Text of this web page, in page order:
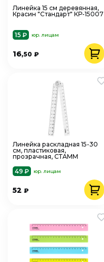
Линейка 15 см деревянная,
Красин "Стандарт" КР-15007
15 ₽ юр. лицам
16,50 ₽
Линейка раскладная 15-30
см, пластиковая,
прозрачная, СТАММ
49 ₽
юр. лицам
52 ₽